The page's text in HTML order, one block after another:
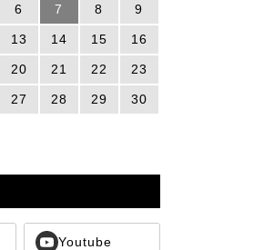
6 7 8 9
13 14 15 16
20 21 22 23
27 28 29 30
Youtube